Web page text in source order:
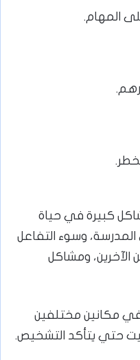
المهام.
كبيرة في حياة
وسوء التفاعل
الآخرين، ومشاكل
مكانين مختلفين
حتي يتأكد التشخيص.